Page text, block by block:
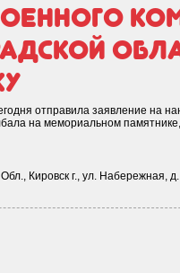
отправила заявление на
на мемориальном
Кировск г., ул. Набережная,